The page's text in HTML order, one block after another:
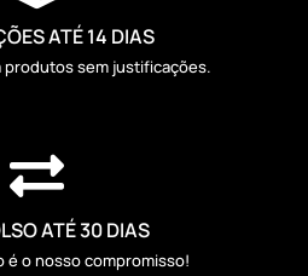
ATÉ 14 DIAS
produtos sem justificações.

ATÉ 30 DIAS
é o nosso compromisso!